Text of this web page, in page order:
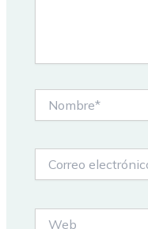
electrónico*